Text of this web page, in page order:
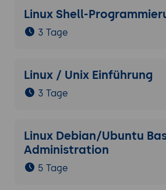
Linux Shell-
3 Tage
Linux / Unix Einführung
3 Tage
Linux Debian/Ubuntu
Administration
5 Tage